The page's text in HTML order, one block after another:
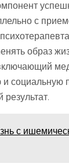
с
образ
и
с